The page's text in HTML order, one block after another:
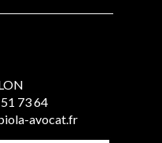
73 64
avocat.fr